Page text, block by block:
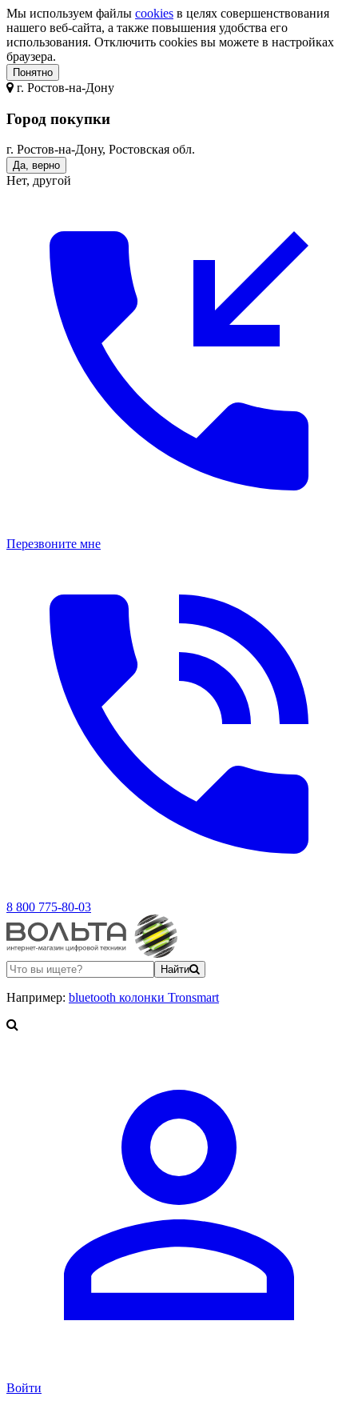
Мы используем файлы cookies в целях совершенствования
нашего веб-сайта, а также повышения удобства его
использования. Отключить cookies вы можете в настройках
браузера.
Понятно
г. Ростов-на-Дону
Город покупки
г. Ростов-на-Дону, Ростовская обл.
Да, верно
Нет, другой
Перезвоните мне
8 800 775-80-03
Найти
Например: bluetooth колонки Tronsmart
Войти